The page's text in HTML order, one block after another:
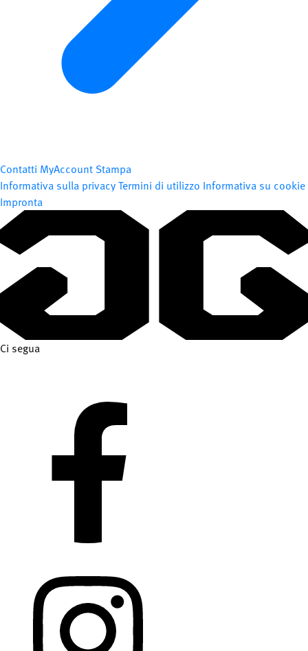
Contatti MyAccount Stampa
Informativa sulla privacyTermini di utilizzo Informativa su cookie
Impronta
Ci segua